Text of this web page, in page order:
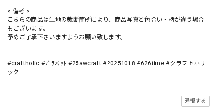
< 備考 >
こちらの商品は生地の裁断箇所により、商品写真と色合い・柄が違う場合
もございます。
予めご了承下さいますようお願い致します。
#craftholic #ﾌﾞﾗﾝｹｯﾄ #25awcraft #20251018 #626time #クラフトホリ
ック
通報する